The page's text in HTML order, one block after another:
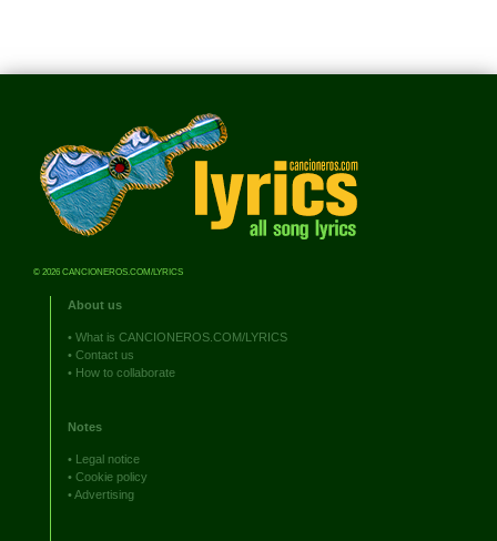
© 2026 CANCIONEROS.COM/LYRICS
About us
• What is CANCIONEROS.COM/LYRICS
• Contact us
• How to collaborate
Notes
• Legal notice
• Cookie policy
•Advertising